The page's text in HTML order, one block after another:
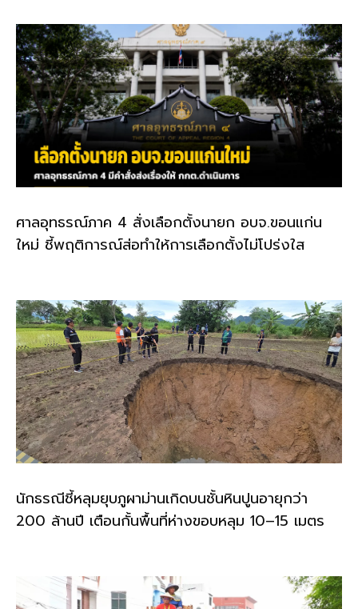
ศาลอุทธรณ์ภาค 4 สั่งเลือกตั้งนายก อบจ.ขอนแก่น
ใหม่ ชี้พฤติการณ์ส่อทำให้การเลือกตั้งไม่โปร่งใส
นักธรณีชี้หลุมยุบภูผาม่านเกิดบนชั้นหินปูนอายุกว่า
200 ล้านปี เตือนกั้นพื้นที่ห่างขอบหลุม 10–15 เมตร